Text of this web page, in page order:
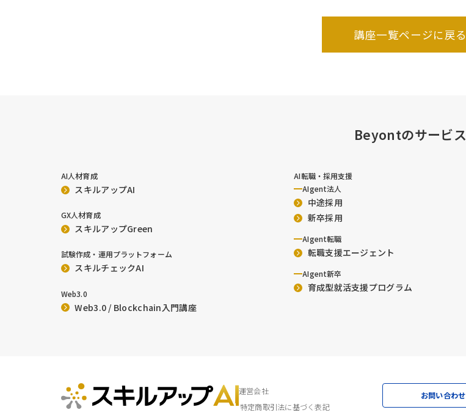
講座一覧ページに戻る
Beyontのサービス
AI人材育成
スキルアップAI
GX人材育成
スキルアップGreen
試験作成・運用プラットフォーム
スキルチェックAI
Web3.0
Web3.0 / Blockchain入門講座
AI転職・採用支援
AIgent法人
中途採用
新卒採用
AIgent転職
転職支援エージェント
AIgent新卒
育成型就活支援プログラム
運営会社
特定商取引法に基づく表記
お問い合わせ